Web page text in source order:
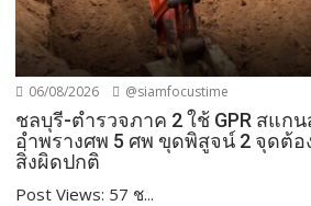
06/08/2026 @siamfocustime
ชลบุรี-ตำรวจภาค 2 ใช้ GPR สแก
อำพรางศพ 5 ศพ ขุดพิสูจน์ 2 จุดต้
สิ่งผิดปกติ
Post Views: 57 ช...